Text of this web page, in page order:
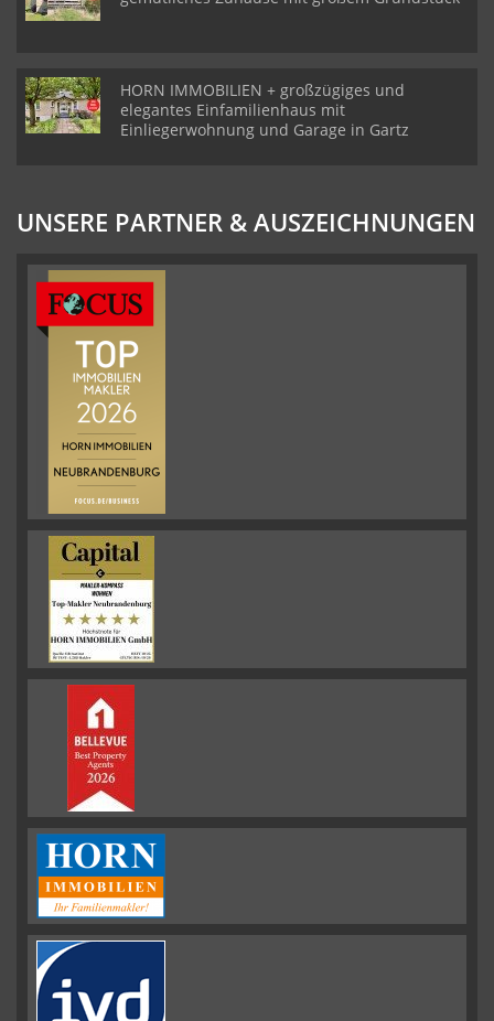
HORN IMMOBILIEN + großzügiges und
elegantes Einfamilienhaus mit
Einliegerwohnung und Garage in Gartz
UNSERE PARTNER & AUSZEICHNUNGEN